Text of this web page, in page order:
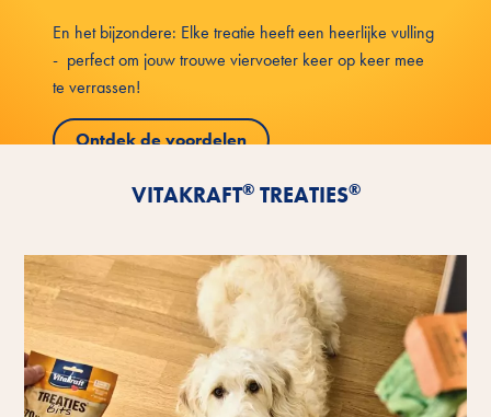
En het bijzondere: Elke treatie heeft een heerlijke vulling
- perfect om jouw trouwe viervoeter keer op keer mee
te verrassen!
Ontdek de voordelen
VITAKRAFT®TREATIES®